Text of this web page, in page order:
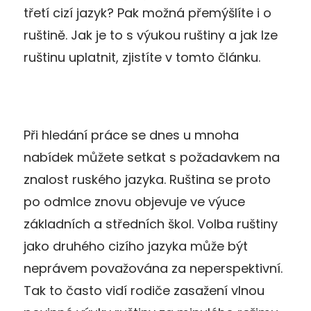
třetí cizí jazyk? Pak možná přemýšlíte i o
ruštině. Jak je to s výukou ruštiny a jak lze
ruštinu uplatnit, zjistíte v tomto článku.
Při hledání práce se dnes u mnoha
nabídek můžete setkat s požadavkem na
znalost ruského jazyka. Ruština se proto
po odmlce znovu objevuje ve výuce
základních a středních škol. Volba ruštiny
jako druhého cizího jazyka může být
neprávem považována za neperspektivní.
Tak to často vidí rodiče zasažení vlnou